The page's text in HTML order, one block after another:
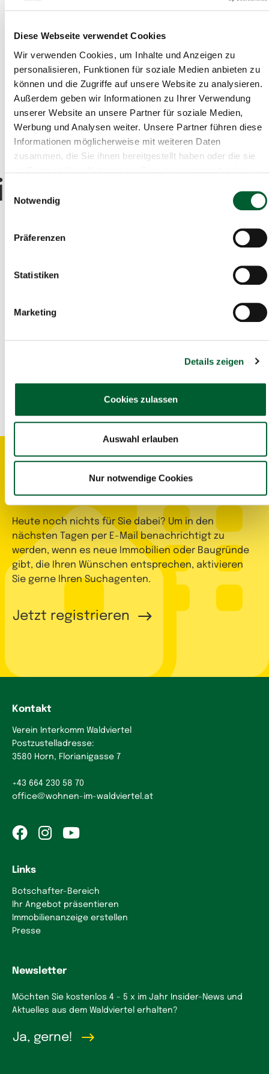
Diese Webseite verwendet Cookies
Wir verwenden Cookies, um Inhalte und Anzeigen zu
personalisieren, Funktionen für soziale Medien anbieten zu
können und die Zugriffe auf unsere Website zu analysieren.
Außerdem geben wir Informationen zu Ihrer Verwendung
unserer Website an unsere Partner für soziale Medien,
Werbung und Analysen weiter. Unsere Partner führen diese
Informationen möglicherweise mit weiteren Daten
zusammen, die Sie ihnen bereitgestellt haben oder die sie
Notwendig
Präferenzen
Statistiken
Marketing
Details zeigen
Cookies zulassen
Auswahl erlauben
Nur notwendige Cookies
Grundfläche
Räume
Auswahlfeld Räume.
Aktive Filter:
Objekttyp: Wohnung Alle Filter entfernen
Sie
Sie suchen auch einen neuen
? Wollen sich
Hier im Waldviertel Portal gibt es auch die Möglichkeit nach
Gewerbeimmobilien
Suchagent aktivieren
Heute noch nichts für Sie dabei? Um in den
nächsten Tagen per E-Mail benachrichtigt zu
werden, wenn es neue Immobilien oder Baugründe
gibt, die Ihren Wünschen entsprechen, aktivieren
Sie gerne Ihren Suchagenten.
Jetzt registrieren
Kontakt
Verein Interkomm Waldviertel
Postzustelladresse:
3580 Horn, Florianigasse 7
+43 664 230 58 70
office@wohnen-im-waldviertel.at
Links
Botschafter-Bereich
Ihr Angebot präsentieren
Immobilienanzeige erstellen
Presse
Newsletter
Möchten Sie kostenlos 4 - 5 x im Jahr Insider-News und
Aktuelles aus dem Waldviertel erhalten?
Ja, gerne!